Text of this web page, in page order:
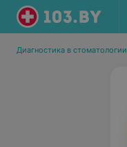
Диагностика в стоматологии